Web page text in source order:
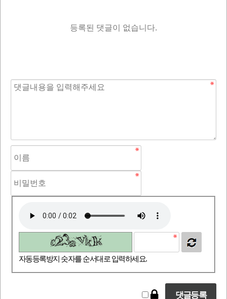
등록된 댓글이 없습니다.
자동등록방지 숫자를 순서대로 입력하세요.